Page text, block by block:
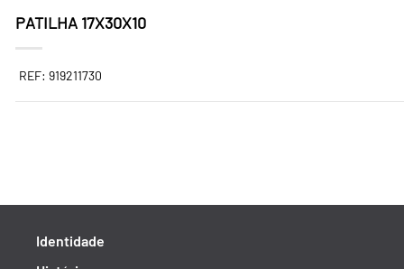
PATILHA 17X30X10
REF: 919211730
Identidade